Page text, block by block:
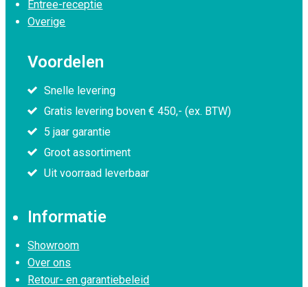
Entree-receptie
Overige
Voordelen
Snelle levering
Gratis levering boven € 450,- (ex. BTW)
5 jaar garantie
Groot assortiment
Uit voorraad leverbaar
Informatie
Showroom
Over ons
Retour- en garantiebeleid